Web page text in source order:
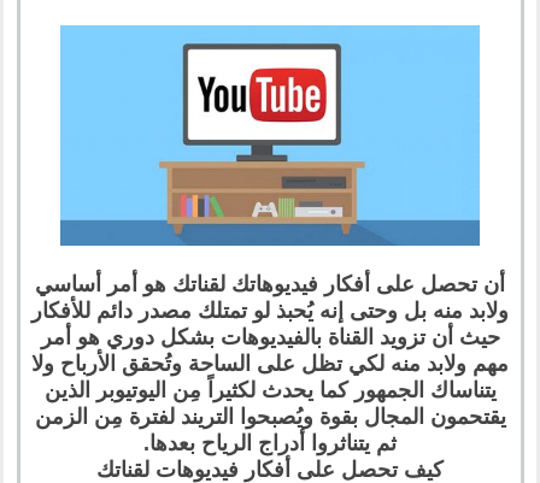
أن تحصل على أفكار فيديوهاتك لقناتك هو أمر أساسي
ولابد منه بل وحتى إنه يُحبذ لو تمتلك مصدر دائم للأفكار
حيث أن تزويد القناة بالفيديوهات بشكل دوري هو أمر
مهم ولابد منه لكي تظل على الساحة وتُحقق الأرباح ولا
يتناساك الجمهور كما يحدث لكثيراً مِن اليوتيوبر الذين
يقتحمون المجال بقوة ويُصبحوا التريند لفترة مِن الزمن
ثم يتناثروا أدراج الرياح بعدها.
كيف تحصل على أفكار فيديوهات لقناتك